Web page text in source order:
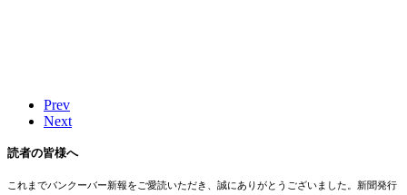
Prev
Next
読者の皆様へ
これまでバンクーバー新報をご愛読いただき、誠にありがとうございました。新聞発行